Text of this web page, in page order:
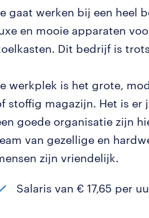
gaat werken bij een heel
en mooie apparaten
Dit bedrijf is
werkplek is het grote,
stoffig magazijn. Het is er
goede organisatie zijn
van gezellige en
zijn vriendelijk.
Salaris van € 17,65 per